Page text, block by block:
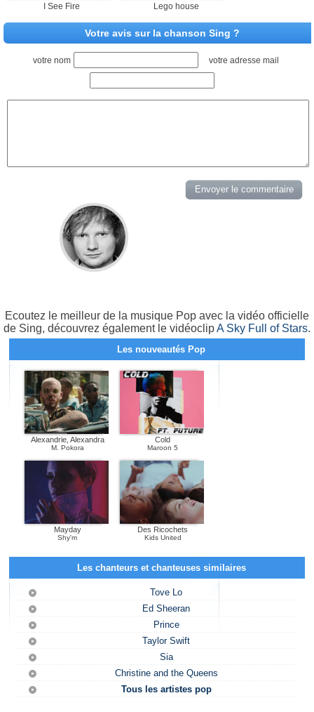
I See Fire Lego house
Votre avis sur la chanson Sing ?
votre nom votre adresse mail
Ecoutez le meilleur de la musique Pop avec la vidéo officielle
de Sing, découvrez également le vidéoclipA Sky Full of Stars.
Les nouveautés Pop
Alexandrie, Alexandra
M. Pokora
Cold
Maroon 5
Mayday
Shy'm
Des Ricochets
Kids United
Les chanteurs et chanteuses similaires
Tove Lo
Ed Sheeran
Prince
Taylor Swift
Sia
Christine and the Queens
Tous les artistes pop